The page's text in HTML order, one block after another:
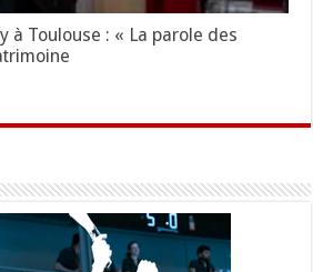
à Toulouse : « La parole des